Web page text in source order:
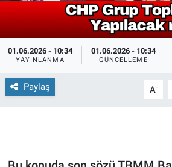
01.06.2026 - 10:34
YAYINLANMA
01.06.2026 - 10:34
GÜNCELLEME
Paylaş A-